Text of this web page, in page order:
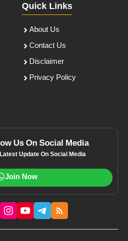
Quick Links
About Us
Contact Us
Disclaimer
Privacy Policy
Us On Social Media
Update On Social Media
Join Now